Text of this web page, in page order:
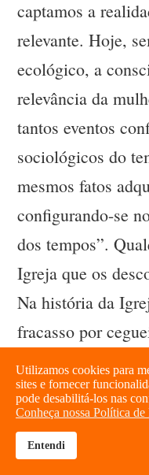
captamos a
relevante. Hoje,
ecológico, a
relevância da
tantos eventos
sociológicos do
mesmos fatos
configurando-se
dos tempos”.
Igreja que os
Na história da
fracasso por
tempos o V
Aquela reforma,
iria realizar – já
-, o V Concílio de
brightness_high
Utilizamos cookies para
sites e fornecer
pode desabilitá-los nas
Conheça nossa Política
Entendi